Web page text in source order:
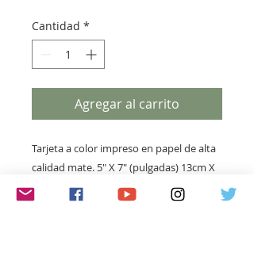
Cantidad *
Agregar al carrito
Tarjeta a color impreso en papel de alta
calidad mate. 5" X 7" (pulgadas) 13cm X
18cm. Recuerdo de la exhibición
FELIX: LA DIVA Y SU VESTUARIO DE CINE
,